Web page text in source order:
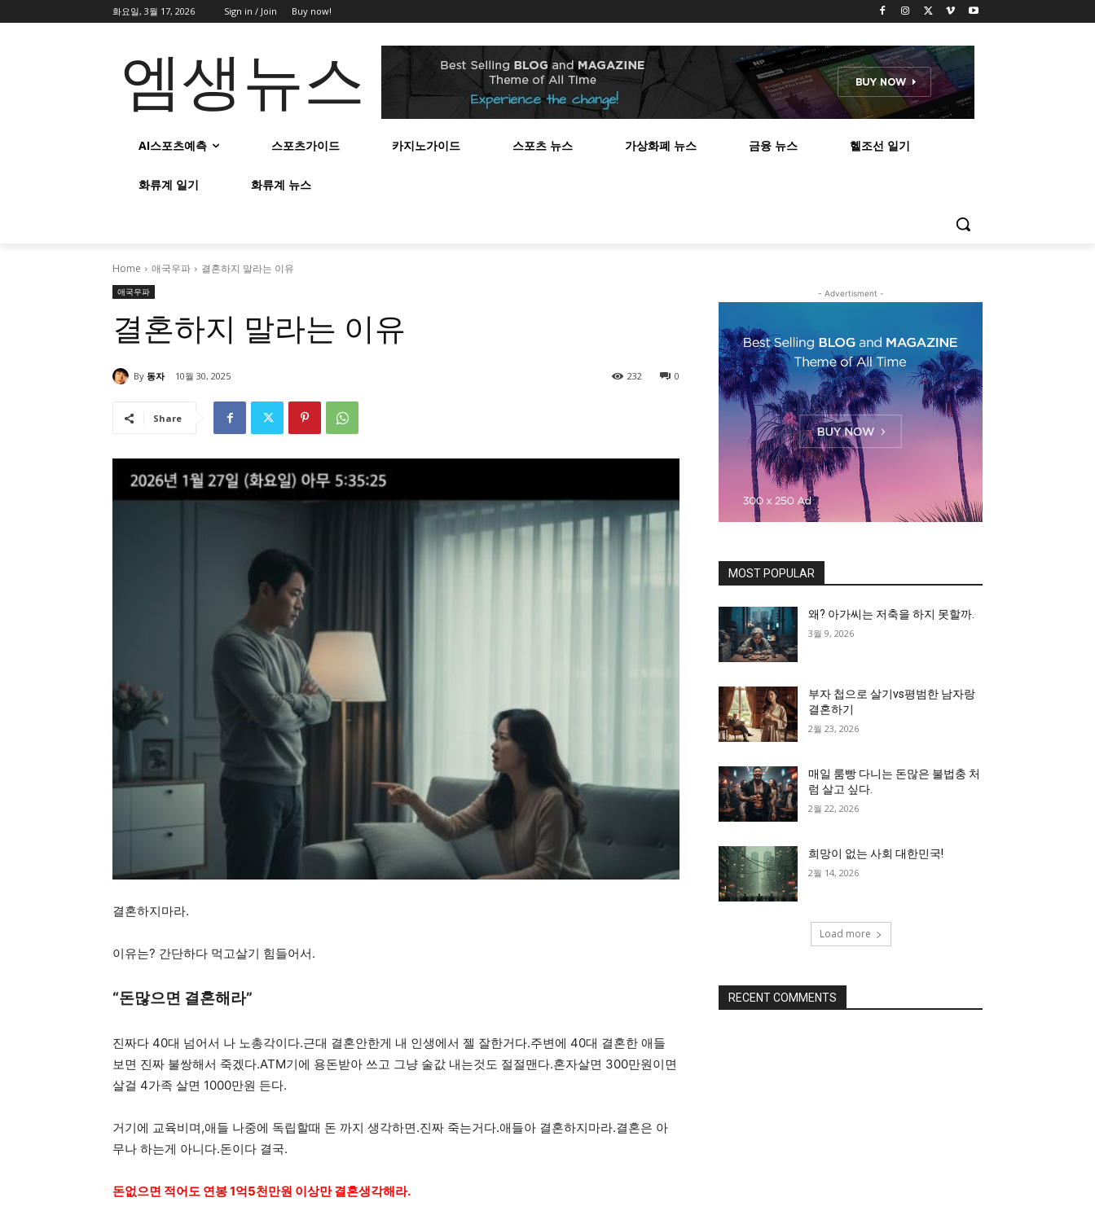
화요일, 3월 17, 2026 Sign in / Join Buy now!
엠생뉴스
AI스포츠예측 스포츠가이드 카지노가이드 스포츠 뉴스 가상화폐 뉴스 금융 뉴스 헬조선 일기
화류계 일기 화류계 뉴스
Home 애국우파 결혼하지 말라는 이유
애국우파
결혼하지 말라는 이유
By 동자 10월 30, 2025 0
232
Share
결혼하지마라.
이유는? 간단하다 먹고살기 힘들어서.
“돈많으면 결혼해라”
진짜다 40대 넘어서 나 노총각이다.근대 결혼안한게 내 인생에서 젤 잘한거다.주변에 40대 결혼한 애들
보면 진짜 불쌍해서 죽겠다.ATM기에 용돈받아 쓰고 그냥 술값 내는것도 절절맨다.혼자살면 300만원이면
살걸 4가족 살면 1000만원 든다.
거기에 교육비며,애들 나중에 독립할때 돈 까지 생각하면.진짜 죽는거다.애들아 결혼하지마라.결혼은 아
무나 하는게 아니다.돈이다 결국.
돈없으면 적어도 연봉 1억5천만원 이상만 결혼생각해라.
- Advertisment -
MOST POPULAR
왜? 아가씨는 저축을 하지 못할까.
3월 9, 2026
부자 첩으로 살기vs평범한 남자랑
결혼하기
2월 23, 2026
매일 룸빵 다니는 돈많은 불법충 처
럼 살고 싶다.
2월 22, 2026
희망이 없는 사회 대한민국!
2월 14, 2026
Load more
RECENT COMMENTS